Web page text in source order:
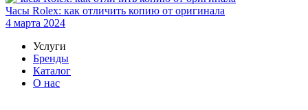
Часы Rolex: как отличить копию от оригинала
4 марта 2024
Услуги
Бренды
Каталог
О нас